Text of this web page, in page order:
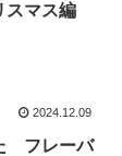
スマス編
2024.12.09
フレーバ